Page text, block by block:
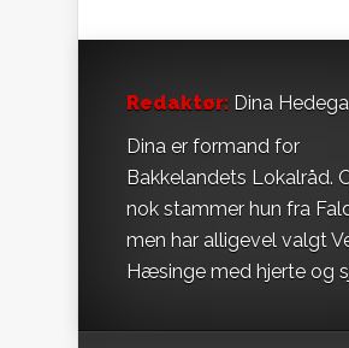
Redaktør: Dina
Dina er formand for
Bakkelandets Lokalråd.
nok stammer hun fra
men har alligevel valgt
Hæsinge med hjerte og